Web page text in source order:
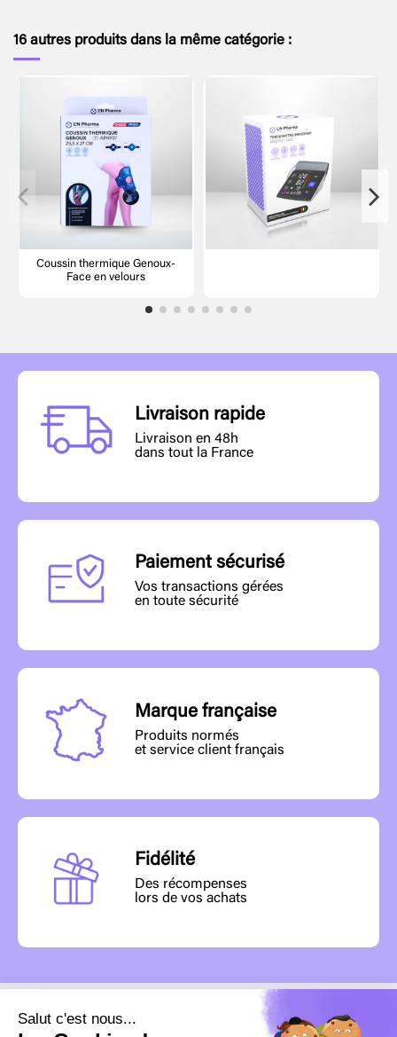
16 autres produits dans la même catégorie :
Coussin thermique Genoux-
Face en velours
Livraison rapide
Livraison en 48h
dans tout la France
Paiement sécurisé
Vos transactions gérées
en toute sécurité
Marque française
Produits normés
et service client français
Fidélité
Des récompenses
lors de vos achats